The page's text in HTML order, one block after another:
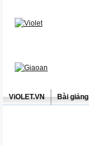
ViOLET.VN Bài giảng